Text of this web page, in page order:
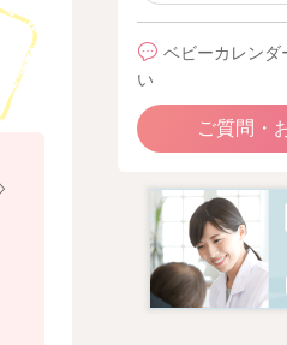
ベビーカレンダ
い
ご質問・